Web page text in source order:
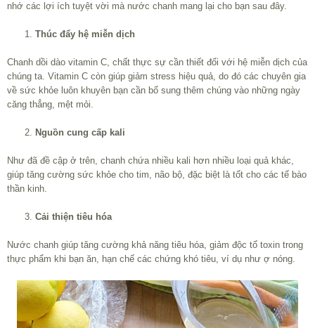
nhớ các lợi ích tuyệt vời mà nước chanh mang lại cho bạn sau đây.
Thúc đẩy hệ miễn dịch
Chanh dồi dào vitamin C, chất thực sự cần thiết đối với hệ miễn dịch của
chúng ta. Vitamin C còn giúp giảm stress hiệu quả, do đó các chuyên gia
về sức khỏe luôn khuyên bạn cần bổ sung thêm chúng vào những ngày
căng thẳng, mệt mỏi.
Nguồn cung cấp kali
Như đã đề cập ở trên, chanh chứa nhiều kali hơn nhiều loại quả khác,
giúp tăng cường sức khỏe cho tim, não bộ, đặc biệt là tốt cho các tế bào
thần kinh.
Cải thiện tiêu hóa
Nước chanh giúp tăng cường khả năng tiêu hóa, giảm độc tố toxin trong
thực phẩm khi bạn ăn, hạn chế các chứng khó tiêu, ví dụ như ợ nóng.